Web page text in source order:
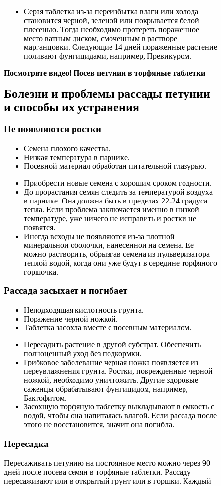
Серая таблетка из-за переизбытка влаги или холода
становится черной, зеленой или покрывается белой
плесенью. Тогда необходимо протереть пораженное
место ватным диском, смоченным в растворе
марганцовки. Следующие 14 дней пораженные растение
поливают фунгицидами, например, Превикуром.
Посмотрите видео! Посев петунии в торфяные таблетки
Болезни и проблемы рассады петунии
и способы их устранения
Не появляются ростки
Семена плохого качества.
Низкая температура в парнике.
Посевной материал обработан питательной глазурью.
Приобрести новые семена с хорошим сроком годности.
До прорастания семян следить за температурой воздуха
в парнике. Она должна быть в пределах 22-24 градуса
тепла. Если проблема заключается именно в низкой
температуре, уже ничего не исправить и ростки не
появятся.
Иногда всходы не появляются из-за плотной
минеральной оболочки, нанесенной на семена. Ее
можно растворить, обрызгав семена из пульверизатора
теплой водой, когда они уже будут в середине торфяного
горшочка.
Рассада засыхает и погибает
Неподходящая кислотность грунта.
Поражение черной ножкой.
Таблетка засохла вместе с посевным материалом.
Пересадить растение в другой субстрат. Обеспечить
полноценный уход без подкормки.
Грибковое заболевание черная ножка появляется из
переувлажнения грунта. Ростки, поврежденные черной
ножкой, необходимо уничтожить. Другие здоровые
саженцы обрабатывают фунгицидом, например,
Бактофитом.
Засохшую торфяную таблетку выкладывают в емкость с
водой, чтобы она напиталась влагой. Если рассада после
этого не восстановится, значит она погибла.
Пересадка
Пересаживать петунию на постоянное место можно через 90
дней после посева семян в торфяные таблетки. Рассаду
пересаживают или в открытый грунт или в горшки. Каждый